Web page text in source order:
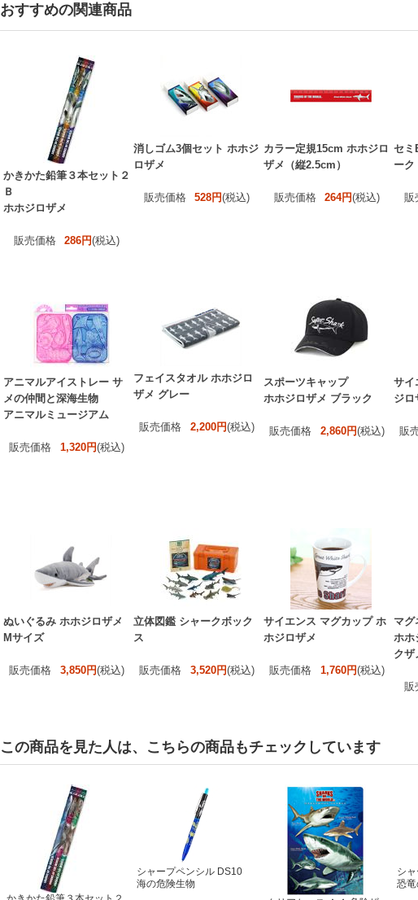
おすすめの関連商品
かきかた鉛筆３本セット２
Ｂ
ホホジロザメ
販売価格 286円(税込)
消しゴム3個セット ホホジ
ロザメ
販売価格 528円(税込)
カラー定規15cm ホホジロ
ザメ（縦2.5cm）
販売価格 264円(税込)
セミ
ーク
販
アニマルアイストレー サ
メの仲間と深海生物
アニマルミュージアム
販売価格 1,320円(税込)
フェイスタオル ホホジロ
ザメ グレー
販売価格 2,200円(税込)
スポーツキャップ
ホホジロザメ ブラック
販売価格 2,860円(税込)
サイ
ジロ
販
ぬいぐるみ ホホジロザメ
Mサイズ
販売価格 3,850円(税込)
立体図鑑 シャークボック
ス
販売価格 3,520円(税込)
サイエンス マグカップ ホ
ホジロザメ
販売価格 1,760円(税込)
マグ
ホホ
クザ
販
この商品を見た人は、こちらの商品もチェックしています
シャープペンシル DS10
海の危険生物
シ
恐